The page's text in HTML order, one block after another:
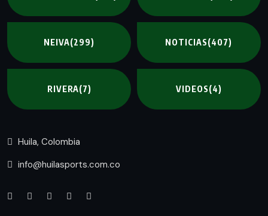
NEIVA(299) NOTICIAS(407)
RIVERA(7) VIDEOS(4)
Huila, Colombia
info@huilasports.com.co